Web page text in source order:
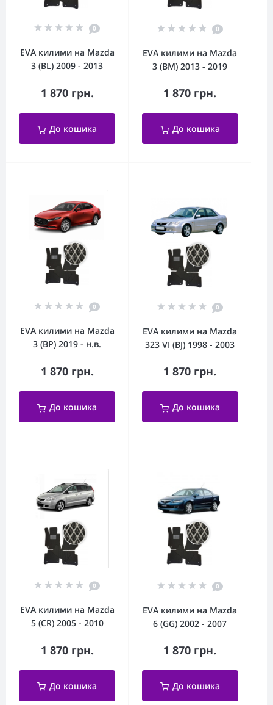
0
EVA килими на Mazda
3 (BL) 2009 - 2013
1 870 грн.
До кошика
0
EVA килими на Mazda
3 (BM) 2013 - 2019
1 870 грн.
До кошика
0
EVA килими на Mazda
3 (BP) 2019 - н.в.
1 870 грн.
До кошика
0
EVA килими на Mazda
323 VI (BJ) 1998 - 2003
1 870 грн.
До кошика
0
EVA килими на Mazda
5 (CR) 2005 - 2010
1 870 грн.
До кошика
0
EVA килими на Mazda
6 (GG) 2002 - 2007
1 870 грн.
До кошика